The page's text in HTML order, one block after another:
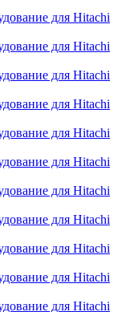
для Hitachi
для Hitachi
для Hitachi
для Hitachi
для Hitachi
для Hitachi
для Hitachi
для Hitachi
для Hitachi
для Hitachi
для Hitachi